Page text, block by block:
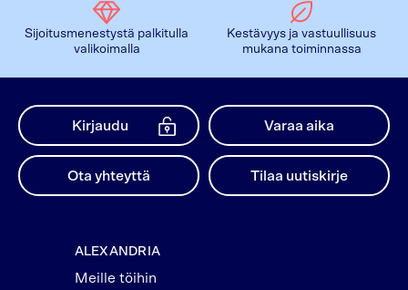
Sijoitusmenestystä palkitulla
valikoimalla
Kestävyys ja vastuullisuus
mukana toiminnassa
Kirjaudu Varaa aika
Ota yhteyttä Tilaa uutiskirje
ALEXANDRIA
Meille töihin